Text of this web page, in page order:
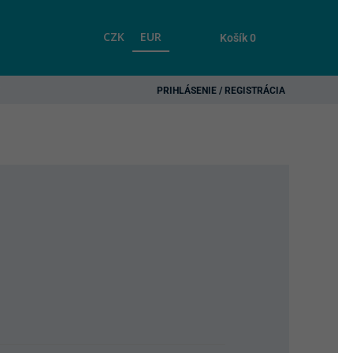
CZK EUR Košík0
PRIHLÁSENIE / REGISTRÁCIA